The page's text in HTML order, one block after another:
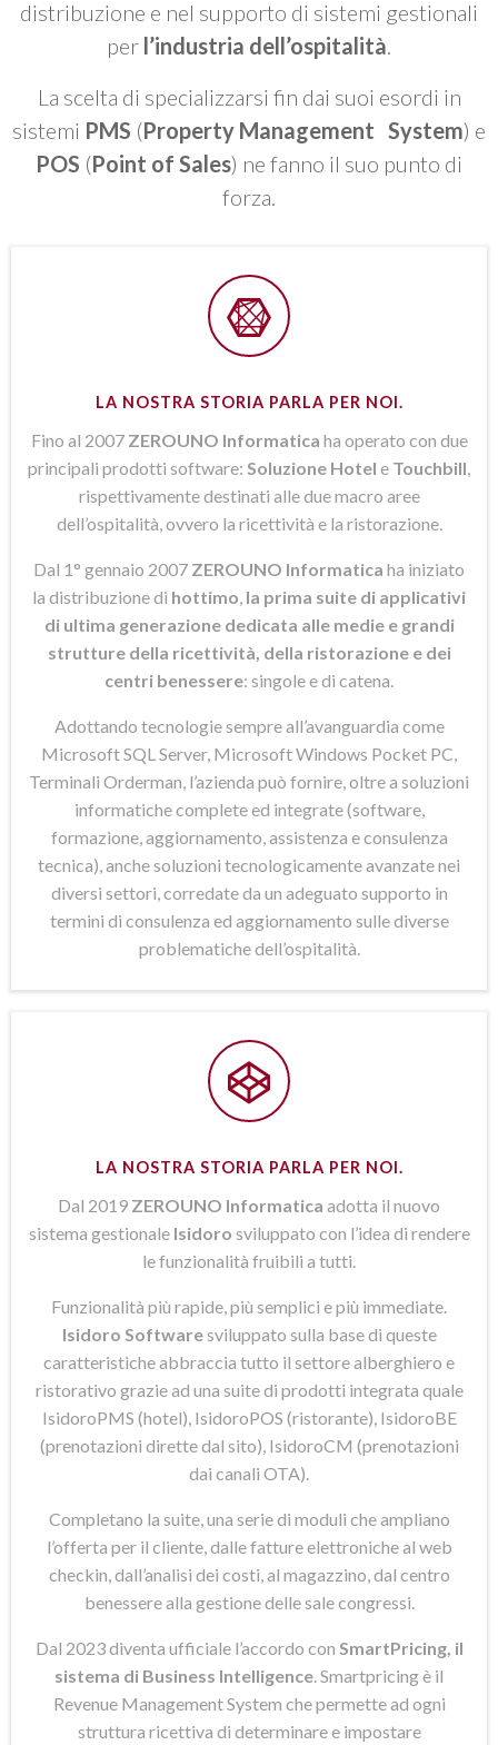
distribuzione e nel supporto di sistemi gestionali
per l’industria dell’ospitalità
La scelta di specializzarsi fin dai suoi esordi in
sistemi PMS (Property Management System) e
POS (Point of Sales) ne fanno il suo punto di
forza.
LA NOSTRA STORIA PARLA PER NOI.
Fino al 2007 ZEROUNO Informatica ha operato con due
principali prodotti software: Soluzione Hotel e Touchbill
rispettivamente destinati alle due macro aree
dell’ospitalità, ovvero la ricettività e la ristorazione.
Dal 1° gennaio 2007 ZEROUNO Informatica ha iniziato
la distribuzione di hottimo la prima suite di applicativi
di ultima generazione dedicata alle medie e grandi
strutture della ricettività, della ristorazione e dei
centri benessere: singole e di catena.
Adottando tecnologie sempre all’avanguardia come
Microsoft SQL Server, Microsoft Windows Pocket PC,
Terminali Orderman, l’azienda può fornire, oltre a soluzioni
informatiche complete ed integrate (software,
formazione, aggiornamento, assistenza e consulenza
tecnica), anche soluzioni tecnologicamente avanzate nei
diversi settori, corredate da un adeguato supporto in
termini di consulenza ed aggiornamento sulle diverse
problematiche dell’ospitalità.
LA NOSTRA STORIA PARLA PER NOI.
Dal 2019 ZEROUNO Informatica adotta il nuovo
sistema gestionale Isidoro sviluppato con l’idea di rendere
le funzionalità fruibili a tutti.
Funzionalità più rapide, più semplici e più immediate.
Isidoro Softwaresviluppato sulla base di queste
caratteristiche abbraccia tutto il settore alberghiero e
ristorativo grazie ad una suite di prodotti integrata quale
IsidoroPMS (hotel), IsidoroPOS (ristorante), IsidoroBE
(prenotazioni dirette dal sito), IsidoroCM (prenotazioni
dai canali OTA).
Completano la suite, una serie di moduli che ampliano
l’offerta per il cliente, dalle fatture elettroniche al web
checkin, dall’analisi dei costi, al magazzino, dal centro
benessere alla gestione delle sale congressi.
Dal 2023 diventa ufficiale l’accordo con SmartPricing, il
sistema di Business Intelligence . Smartpricing è il
Revenue Management System che permette ad ogni
struttura ricettiva di determinare e impostare